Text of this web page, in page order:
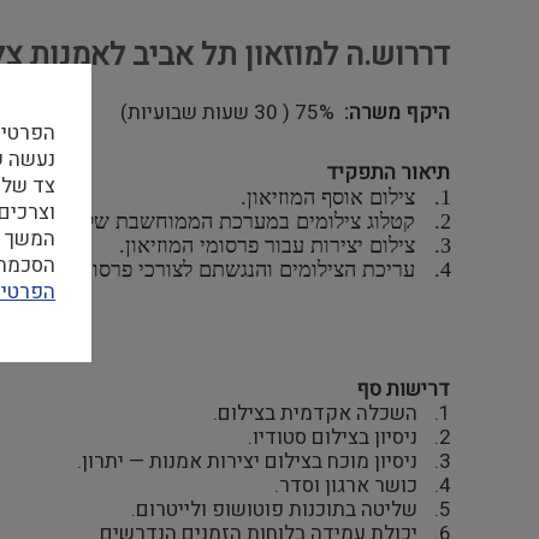
דררוש.ה למוזאון תל אביב לאמנות
היקף משרה 75% ( 30 שעות שבועיות)
תיאור התפקיד
צילום אוסף המוזיאון.
קטלוג צילומים במערכת הממוחשבת של המוזיאון.
צילום יצירות עבור פרסומי המוזיאון.
עריכת הצילומים והנגשתם לצורכי פרסום באתר
דרישות סף
השכלה אקדמית בצילום.
ניסיון בצילום סטודיו.
ניסיון מוכח בצילום יצירות אמנות — יתרון.
כושר ארגון וסדר.
שליטה בתוכנות פוטושופ ולייטרום.
צד
המשך